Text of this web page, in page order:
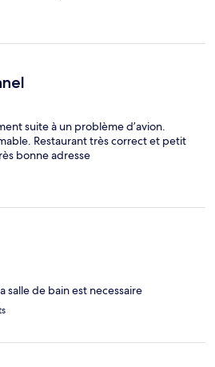
suite à un problème d’avion.
Restaurant très correct et petit
bonne adresse
salle de bain est necessaire